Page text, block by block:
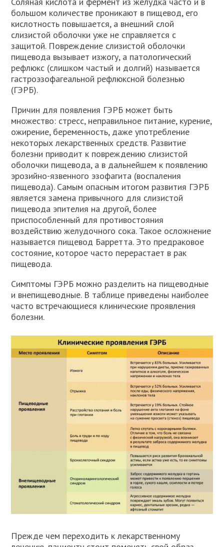
большом количестве проникают в пищевод, его
кислотность повышается, а внешний слой
слизистой оболочки уже не справляется с
защитой. Повреждение слизистой оболочки
пищевода вызывает изжогу, а патологический
рефлюкс (слишком частый и долгий) называется
гастроэзофагеальной рефлюксной болезнью
(ГЭРБ).
Причин для появления ГЭРБ может быть
множество: стресс, неправильное питание, курение,
ожирение, беременность, даже употребление
некоторых лекарственных средств. Развитие
болезни приводит к повреждению слизистой
оболочки пищевода, а в дальнейшем к появлению
эрозийно-язвенного эзофагита (воспаления
пищевода). Самым опасным итогом развития ГЭРБ
является замена привычного для слизистой
пищевода эпителия на другой, более
приспособленный для противостояния
воздействию желудочного сока. Такое осложнение
называется пищевод Барретта. Это предраковое
состояние, которое часто перерастает в рак
пищевода.
Симптомы ГЭРБ можно разделить на пищеводные
и внепищеводные. В таблице приведены наиболее
часто встречающиеся клинические проявления
болезни.
Прежде чем переходить к лекарственному